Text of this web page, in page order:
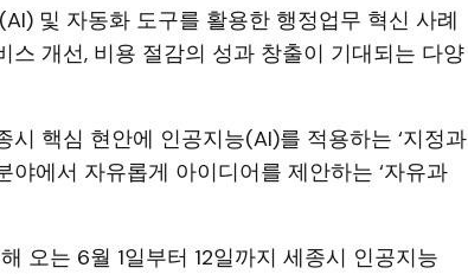
및 자동화 도구를 활용한 행정업무 혁신 사례
스 개선, 비용 절감의 성과 창출이 기대되는 다양
시 핵심 현안에 인공지능(AI)를 적용하는 ‘지정과
야에서 자유롭게 아이디어를 제안하는 ‘자유과
오는 6월 1일부터 12일까지 세종시 인공지능